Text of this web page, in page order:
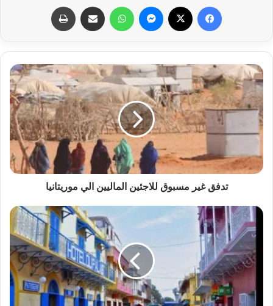
فيسبوك ماسنجر واتساب مشاركة عبر البريد
تدفق غير مسبوق للاجئين الماليين الي موريتانيا